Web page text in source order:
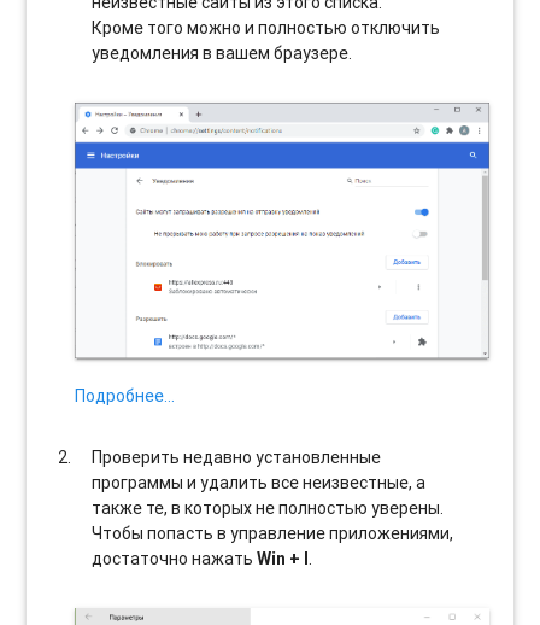
Кроме того можно и полностью отключить
уведомления в вашем браузере.
Подробнее…
Проверить недавно установленные
программы и удалить все неизвестные, а
также те, в которых не полностью уверены.
Чтобы попасть в управление приложениями,
достаточно нажатьWin + I.